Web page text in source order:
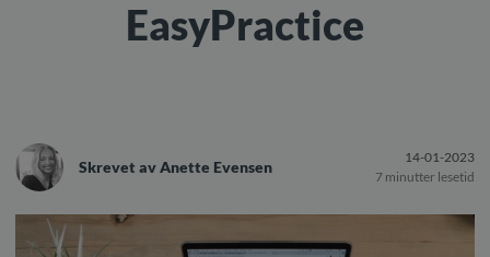
EasyPractice
Skrevet avAnette Evensen
14-01-2023
7 minutter lesetid